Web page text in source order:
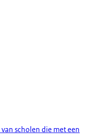
scholen die met een